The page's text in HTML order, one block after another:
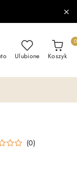
Ulubione Koszyk
0
(0)